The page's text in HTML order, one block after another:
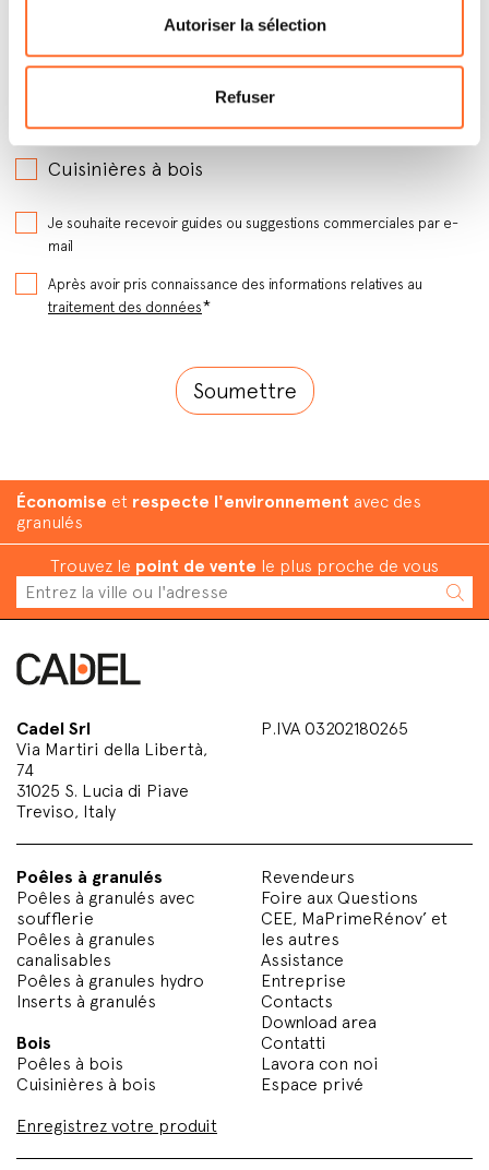
Autoriser la sélection
Refuser
Poêles à granules canalisables
Inserts à granules
Cuisinières à bois
Je souhaite recevoir guides ou suggestions commerciales par e-
mail
Après avoir pris connaissance des informations relatives au
traitement des données*
Économise et respecte l'environnement avec des
granulés
Trouvez le point de vente le plus proche de vous
Cadel Srl
Via Martiri della Libertà,
74
31025 S. Lucia di Piave
Treviso, Italy
P.IVA 03202180265
Poêles à granulés
Poêles à granulés avec
soufflerie
Poêles à granules
canalisables
Poêles à granules hydro
Inserts à granulés
Bois
Poêles à bois
Cuisinières à bois
Enregistrez votre produit
Revendeurs
Foire aux Questions
CEE, MaPrimeRénov’ et
les autres
Assistance
Entreprise
Contacts
Download area
Contatti
Lavora con noi
Espace privé